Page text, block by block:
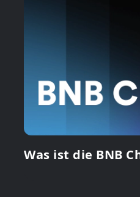
Was ist die BNB